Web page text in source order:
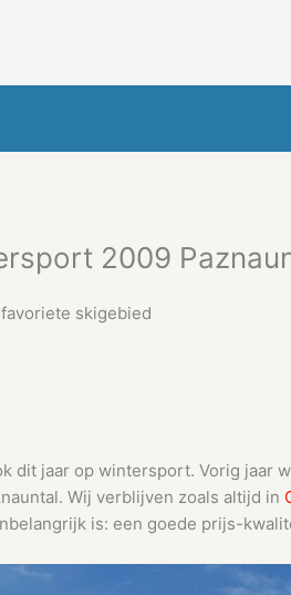
2009
skigebied
dit jaar op wintersport. Vorig
Wij verblijven zoals altijd in
is: een goede prijs-